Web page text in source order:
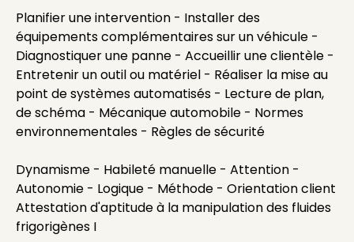
Planifier une intervention - Installer des
équipements complémentaires sur un véhicule -
Diagnostiquer une panne - Accueillir une clientèle -
Entretenir un outil ou matériel - Réaliser la mise au
point de systèmes automatisés - Lecture de plan,
de schéma - Mécanique automobile - Normes
environnementales - Règles de sécurité
Dynamisme - Habileté manuelle - Attention -
Autonomie - Logique - Méthode - Orientation client
Attestation d'aptitude à la manipulation des fluides
frigorigènes I